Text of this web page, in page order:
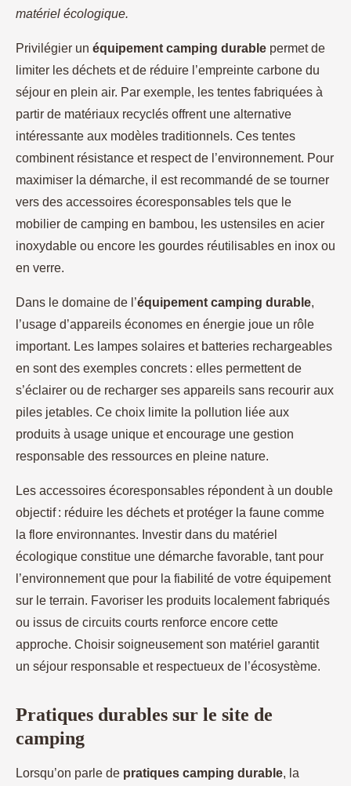
matériel écologique.
Privilégier un équipement camping durable permet de
limiter les déchets et de réduire l’empreinte carbone du
séjour en plein air. Par exemple, les tentes fabriquées à
partir de matériaux recyclés offrent une alternative
intéressante aux modèles traditionnels. Ces tentes
combinent résistance et respect de l’environnement. Pour
maximiser la démarche, il est recommandé de se tourner
vers des accessoires écoresponsables tels que le
mobilier de camping en bambou, les ustensiles en acier
inoxydable ou encore les gourdes réutilisables en inox ou
en verre.
Dans le domaine de l’équipement camping durable,
l’usage d’appareils économes en énergie joue un rôle
important. Les lampes solaires et batteries rechargeables
en sont des exemples concrets : elles permettent de
s’éclairer ou de recharger ses appareils sans recourir aux
piles jetables. Ce choix limite la pollution liée aux
produits à usage unique et encourage une gestion
responsable des ressources en pleine nature.
Les accessoires écoresponsables répondent à un double
objectif : réduire les déchets et protéger la faune comme
la flore environnantes. Investir dans du matériel
écologique constitue une démarche favorable, tant pour
l’environnement que pour la fiabilité de votre équipement
sur le terrain. Favoriser les produits localement fabriqués
ou issus de circuits courts renforce encore cette
approche. Choisir soigneusement son matériel garantit
un séjour responsable et respectueux de l’écosystème.
Pratiques durables sur le site de
camping
Lorsqu’on parle de pratiques camping durable, la